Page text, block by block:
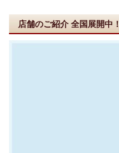
店舗のご紹介 全国展開中！